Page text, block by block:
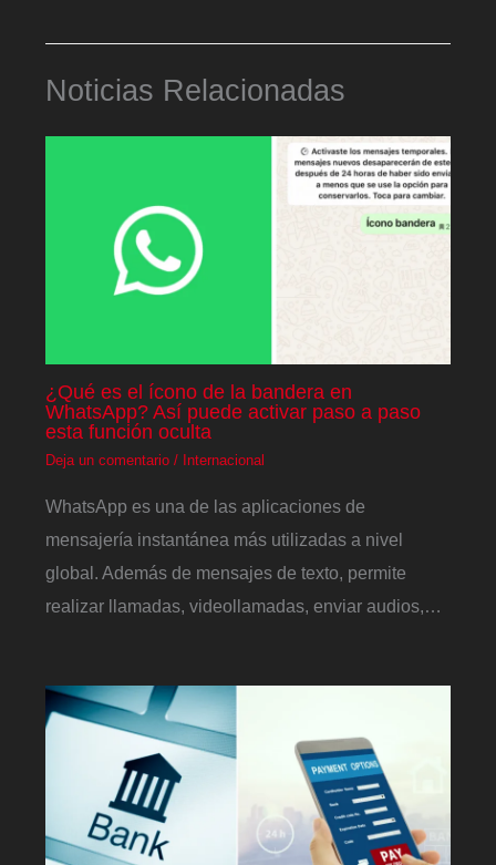
Noticias Relacionadas
¿Qué es el ícono de la bandera en
WhatsApp? Así puede activar paso a paso
esta función oculta
Deja un comentario / Internacional
WhatsApp es una de las aplicaciones de
mensajería instantánea más utilizadas a nivel
global. Además de mensajes de texto, permite
realizar llamadas, videollamadas, enviar audios,…